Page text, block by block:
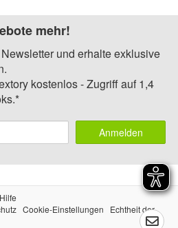
mehr!
und erhalte exklusive
kostenlos - Zugriff auf 1,4
Anmelden
Hilfe
Cookie-Einstellungen
Echtheit der